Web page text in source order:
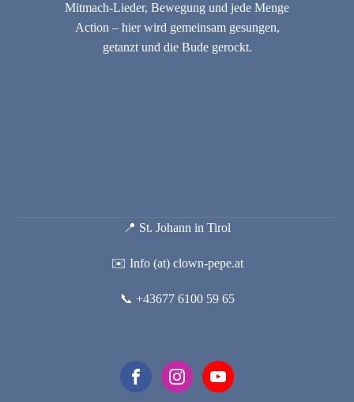
Mitmach-Lieder, Bewegung und jede Menge
Action – hier wird gemeinsam gesungen,
getanzt und die Bude gerockt.
📍 St. Johann in Tirol
✉️ Info (at) clown-pepe.at
📞 +43677 6100 59 65